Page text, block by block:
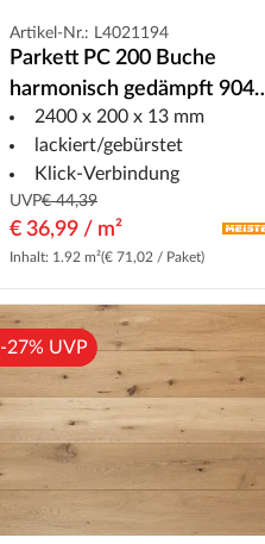
Artikel-Nr.: L4021194
Parkett PC 200 Buche
harmonisch gedämpft 9045
Schiffsboden Gebürstet
2400 x 200 x 13 mm
lackiert/gebürstet
Klick-Verbindung
UVP€ 44,39
€ 36,99 / m²
Inhalt: 1.92 m²(€ 71,02 / Paket)
-27% UVP